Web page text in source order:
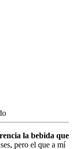
la bebida que
pero el que a mí